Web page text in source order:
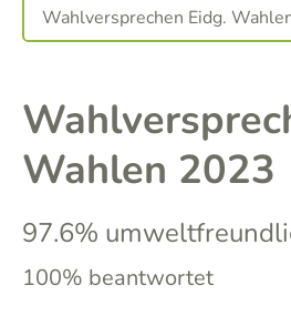
Wahlen 2023
97.6%
100% beantwortet